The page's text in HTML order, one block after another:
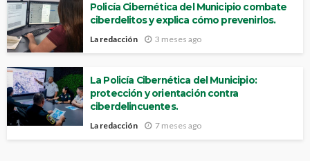
Policía Cibernética del Municipio combate
ciberdelitos y explica cómo prevenirlos.
La redacción 3 meses ago
La Policía Cibernética del Municipio:
protección y orientación contra
ciberdelincuentes.
La redacción 7 meses ago